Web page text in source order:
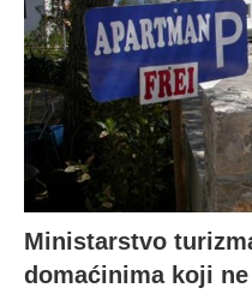
Ministarstvo
domaćinima koji ne